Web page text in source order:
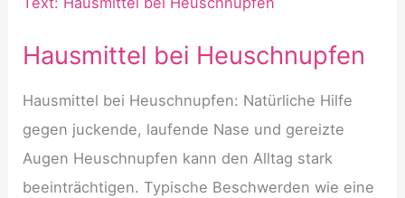
Hausmittel bei Heuschnupfen
Hausmittel bei Heuschnupfen: Natürliche Hilfe
gegen juckende, laufende Nase und gereizte
Augen Heuschnupfen kann den Alltag stark
beeinträchtigen. Typische Beschwerden wie eine